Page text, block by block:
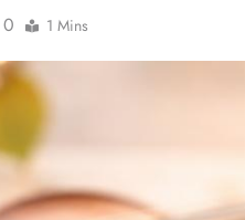
0 1 Mins